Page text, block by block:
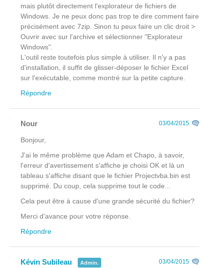
mais plutôt directement l'explorateur de fichiers de
Windows. Je ne peux donc pas trop te dire comment faire
précisément avec 7zip. Sinon tu peux faire un clic droit >
Ouvrir avec sur l'archive et sélectionner "Explorateur
Windows".
L'outil reste toutefois plus simple à utiliser. Il n'y a pas
d'installation, il suffit de glisser-déposer le fichier Excel
sur l'exécutable, comme montré sur la petite capture.
Répondre
Nour 03/04/2015
Bonjour,
J'ai le même problème que Adam et Chapo, à savoir,
l'erreur d'avertissement s'affiche je choisi OK et là un
tableau s'affiche disant que le fichier Projectvba.bin est
supprimé. Du coup, cela supprime tout le code...
Cela peut être à cause d'une grande sécurité du fichier?
Merci d'avance pour votre réponse.
Répondre
Kévin Subileau Admin. 03/04/2015